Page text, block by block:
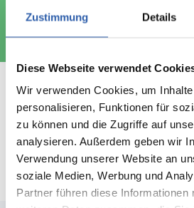
Zustimmung Details
Diese Webseite verwendet
Wir verwenden Cookies, um
personalisieren, Funktionen für
zu können und die Zugriffe auf
analysieren. Außerdem geben wir
Verwendung unserer Website an
soziale Medien, Werbung und
Partner führen diese Informationen
Daghappen? Of liever exotisch in
Kom je eten?
Lekker lunchen